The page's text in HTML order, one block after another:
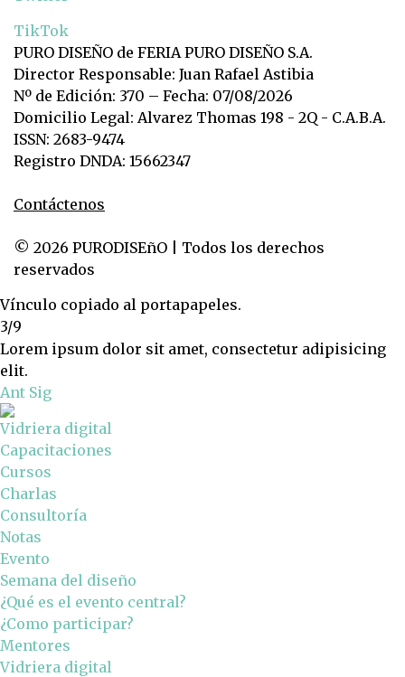
TikTok
PURO DISEÑO de FERIA PURO DISEÑO S.A.
Director Responsable: Juan Rafael Astibia
Nº de Edición: 370 – Fecha: 07/08/2026
Domicilio Legal: Alvarez Thomas 198 - 2Q - C.A.B.A.
ISSN: 2683-9474
Registro DNDA: 15662347
Contáctenos
© 2026 PURODISEñO | Todos los derechos
reservados
Vínculo copiado al portapapeles.
3/9
Lorem ipsum dolor sit amet, consectetur adipisicing
elit.
Ant Sig
Vidriera digital
Capacitaciones
Cursos
Charlas
Consultoría
Notas
Evento
Semana del diseño
¿Qué es el evento central?
¿Como participar?
Mentores
Vidriera digital